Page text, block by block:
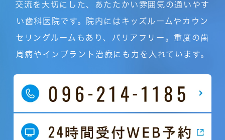
交流を大切にした、あたたかい雰囲気の通いやす
い歯科医院です。院内にはキッズルームやカウン
セリングルームもあり、バリアフリー。重度の歯
周病やインプラント治療にも力を入れています。